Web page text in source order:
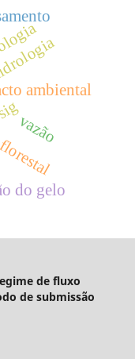
ambiental
vazão
do gelo
sig
de fluxo
de submissão